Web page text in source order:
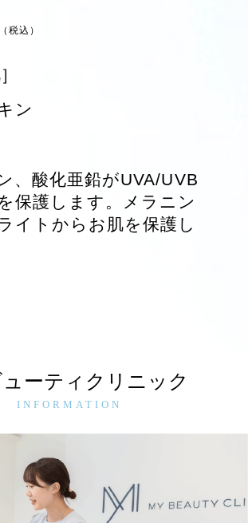
（税込）
ン
、酸化亜鉛がUVA/UVB
保護します。メラニン
イトからお肌を保護し
ーティクリニック
INFORMATION